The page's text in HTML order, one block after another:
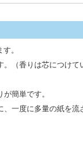
。
（香りは芯につけて
簡単です。
一度に多量の紙を流